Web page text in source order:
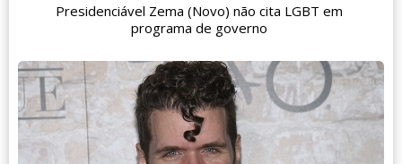
Presidenciável Zema (Novo) não cita LGBT em
programa de governo